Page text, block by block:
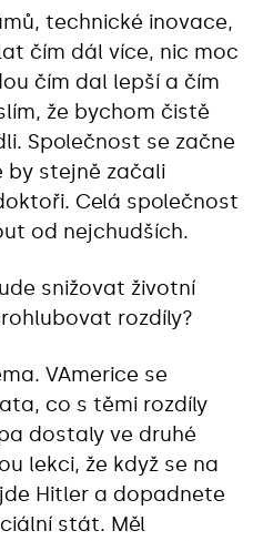
technické inovace,
čím dál více, nic moc
čím dal lepší a čím
že bychom čistě
Společnost se začne
by stejně začali
Celá společnost
od nejchudších.
snižovat životní
rozdíly?
VAmerice se
co s těmi rozdíly
dostaly ve druhé
lekci, že když se na
Hitler a dopadnete
stát. Měl